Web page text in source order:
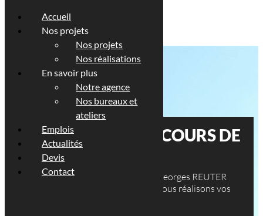
NOS PROJETS EN COURS DE
CONSTRUCTION
Faites confiance à notre cabinet Georges REUTER
ARCHITECTES au Luxembourg. Nous réalisons vos
Accueil
Nos projets
Nos projets
Nos réalisations
En savoir plus
Notre agence
Nos bureaux et
ateliers
Emplois
Actualités
Devis
Contact